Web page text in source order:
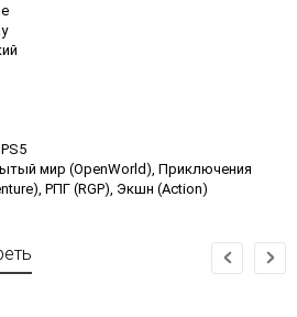
мир (OpenWorld), Приключения
РПГ (RGP), Экшн (Action)